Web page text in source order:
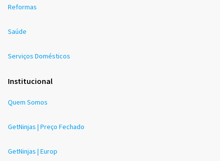
Reformas
Saúde
Serviços Domésticos
Institucional
Quem Somos
GetNinjas | Preço Fechado
GetNinjas | Europ